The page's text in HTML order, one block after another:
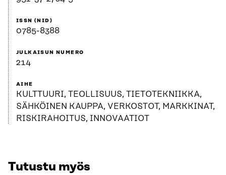
ISSN (NID)
0785-8388
JULKAISUN NUMERO
214
AIHE
KULTTUURI, TEOLLISUUS, TIETOTEKNIIKKA,
SÄHKÖINEN KAUPPA, VERKOSTOT, MARKKINAT,
RISKIRAHOITUS, INNOVAATIOT
Tutustu myös